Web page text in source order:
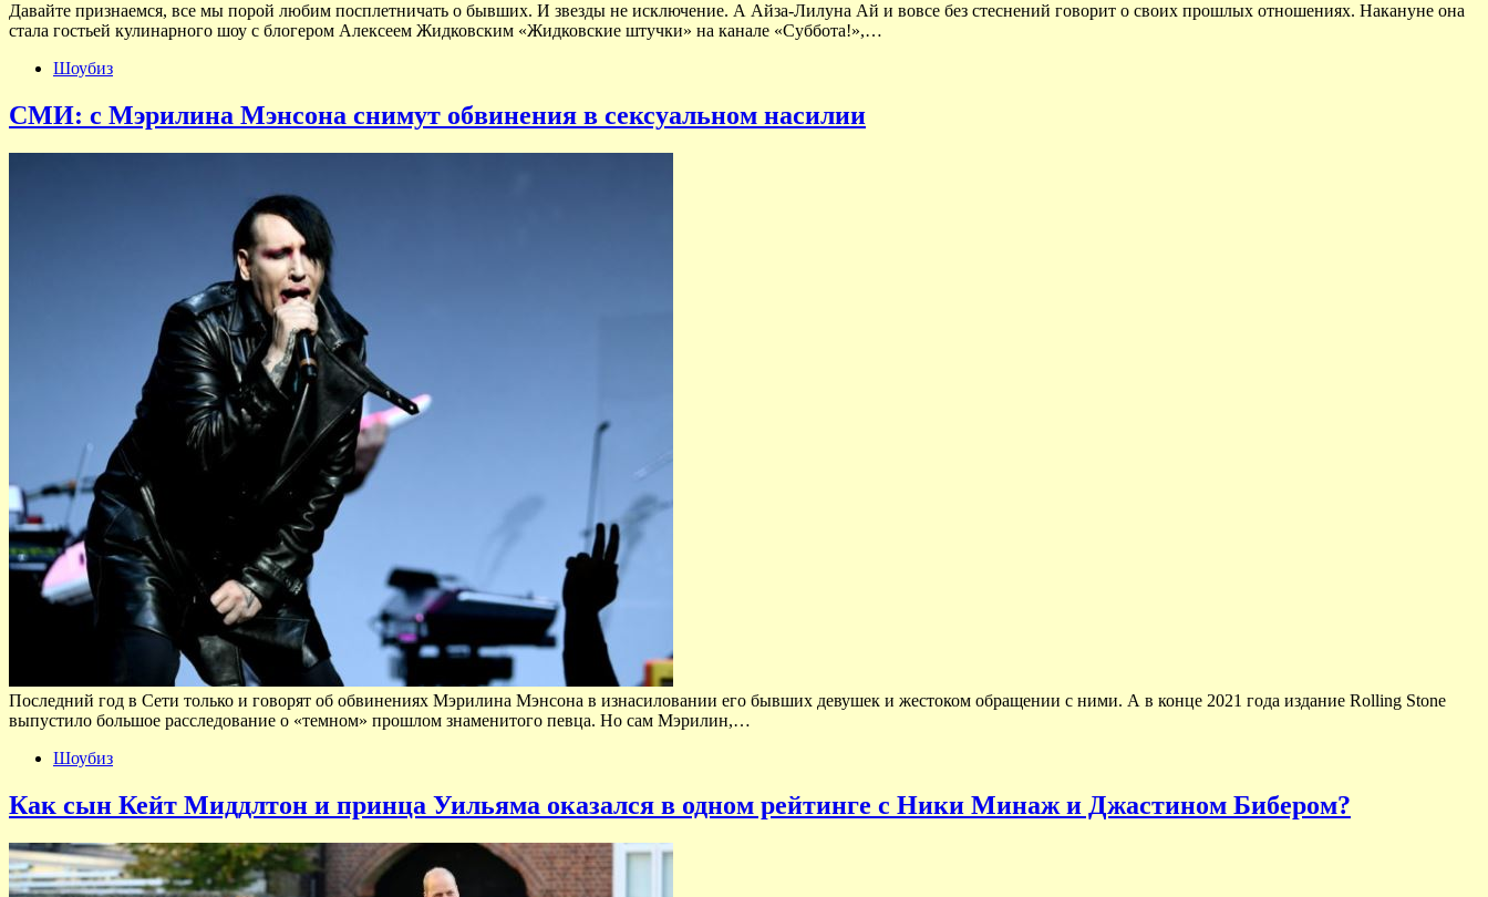
Давайте признаемся, все мы порой любим посплетничать о бывших. И звезды не исключение. А Айза-Лилуна Ай и вовсе без стеснений говорит о своих прошлых отношениях. Накануне она
стала гостьей кулинарного шоу с блогером Алексеем Жидковским «Жидковские штучки» на канале «Суббота!»,…
Шоубиз
СМИ: с Мэрилина Мэнсона снимут обвинения в сексуальном насилии
Последний год в Сети только и говорят об обвинениях Мэрилина Мэнсона в изнасиловании его бывших девушек и жестоком обращении с ними. А в конце 2021 года издание Rolling Stone
выпустило большое расследование о «темном» прошлом знаменитого певца. Но сам Мэрилин,…
Шоубиз
Как сын Кейт Миддлтон и принца Уильяма оказался в одном рейтинге с Ники Минаж и Джастином Бибером?